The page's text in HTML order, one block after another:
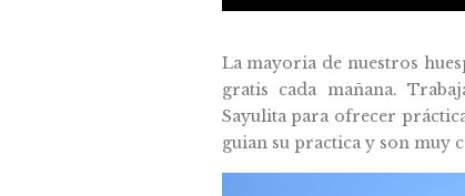
La mayoria de nuestros
gratis cada mañana.
Sayulita para ofrecer
guian su practica y son muy